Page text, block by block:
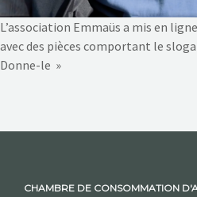
L’association Emmaüs a mis en
avec des pièces comportant le
Donne-le »
CHAMBRE DE CONSOMMATION